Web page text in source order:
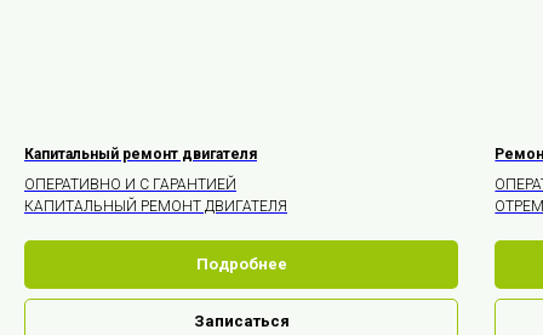
Капитальный ремонт двигателя
ОПЕРАТИВНО И С ГАРАНТИЕЙ
КАПИТАЛЬНЫЙ РЕМОНТ ДВИГАТЕЛЯ
Подробнее
Записаться